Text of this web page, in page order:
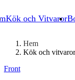
Kök och Vitvaror
Hem
Kök och vitvaror
Front